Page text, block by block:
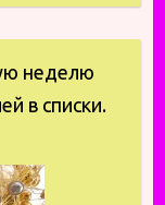
неделю
в списки.